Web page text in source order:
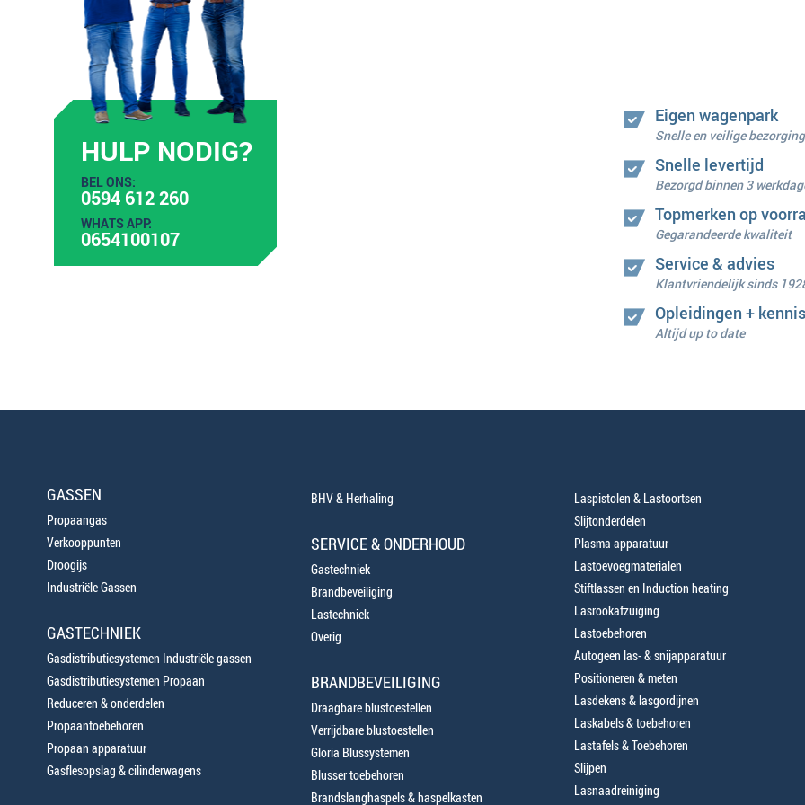
HULP NODIG?
BEL ONS:
0594 612 260
WHATS APP:
0654100107
Eigen wagenpark
Snelle en veilige bezorging
Snelle levertijd
Bezorgd binnen 3
Topmerken op
Gegarandeerde kwaliteit
Service & advies
Klantvriendelijk sinds
Opleidingen + kennis
Altijd up to date
GASSEN
Propaangas
Verkooppunten
Droogijs
Industriële Gassen
GASTECHNIEK
Gasdistributiesystemen Industriële gassen
Gasdistributiesystemen Propaan
Reduceren & onderdelen
Propaantoebehoren
Propaan apparatuur
Gasflesopslag & cilinderwagens
BHV & Herhaling
SERVICE & ONDERHOUD
Gastechniek
Brandbeveiliging
Lastechniek
Overig
BRANDBEVEILIGING
Draagbare blustoestellen
Verrijdbare blustoestellen
Gloria Blussystemen
Blusser toebehoren
Brandslanghaspels & haspelkasten
Laspistolen & Lastoortsen
Slijtonderdelen
Plasma apparatuur
Lastoevoegmaterialen
Stiftlassen en Induction heating
Lasrookafzuiging
Lastoebehoren
Autogeen las- & snijapparatuur
Positioneren & meten
Lasdekens & lasgordijnen
Laskabels & toebehoren
Lastafels & Toebehoren
Slijpen
Lasnaadreiniging